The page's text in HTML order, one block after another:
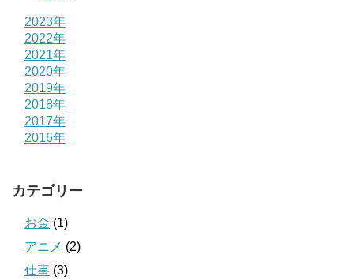
2023年
2022年
2021年
2020年
2019年
2018年
2017年
2016年
カテゴリー
お金 (1)
アニメ (2)
仕事 (3)